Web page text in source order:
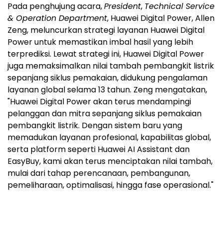
Pada penghujung acara,President, Technical Service
& Operation Department, Huawei Digital Power, Allen
Zeng, meluncurkan strategi layanan Huawei Digital
Power untuk memastikan imbal hasil yang lebih
terprediksi. Lewat strategi ini, Huawei Digital Power
juga memaksimalkan nilai tambah pembangkit listrik
sepanjang siklus pemakaian, didukung pengalaman
layanan global selama 13 tahun. Zeng mengatakan,
"Huawei Digital Power akan terus mendampingi
pelanggan dan mitra sepanjang siklus pemakaian
pembangkit listrik. Dengan sistem baru yang
memadukan layanan profesional, kapabilitas global,
serta platform seperti Huawei AI Assistant dan
EasyBuy, kami akan terus menciptakan nilai tambah,
mulai dari tahap perencanaan, pembangunan,
pemeliharaan, optimalisasi, hingga fase operasional."